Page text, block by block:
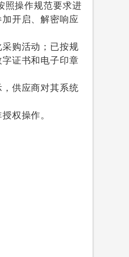
照操作规范要求进
开启、解密响应
购活动；已按规
证书和电子印章
供应商对其系统
权操作。